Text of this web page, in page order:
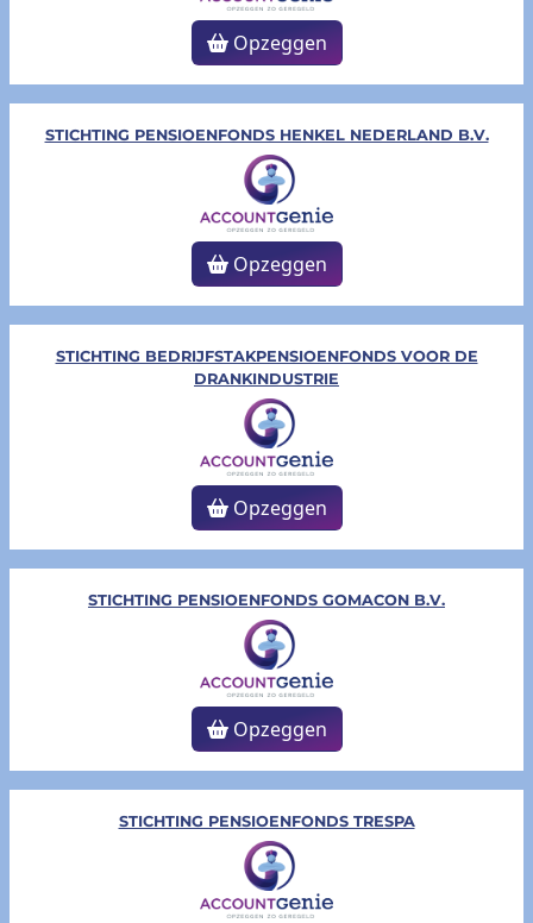
Opzeggen
STICHTING PENSIOENFONDS HENKEL NEDERLAND B.V.
Opzeggen
STICHTING BEDRIJFSTAKPENSIOENFONDS VOOR DE
DRANKINDUSTRIE
Opzeggen
STICHTING PENSIOENFONDS GOMACON B.V.
Opzeggen
STICHTING PENSIOENFONDS TRESPA